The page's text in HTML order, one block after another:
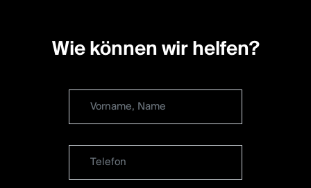
Wie können wir helfen?